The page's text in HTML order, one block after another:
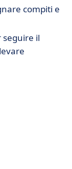
compiti e
seguire il